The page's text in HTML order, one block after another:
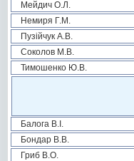
Мейдич О.Л.
Немиря Г.М.
Пузійчук А.В.
Соколов М.В.
Тимошенко Ю.В.
Балога В.І.
Бондар В.В.
Гриб В.О.